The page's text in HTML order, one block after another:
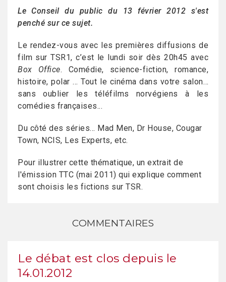
Le Conseil du public du 13 février 2012 s'est
penché sur ce sujet.
Le rendez-vous avec les premières diffusions de
film sur TSR1, c’est le lundi soir dès 20h45 avec
Box Office. Comédie, science-fiction, romance,
histoire, polar … Tout le cinéma dans votre salon…
sans oublier les téléfilms norvégiens à les
comédies françaises...
Du côté des séries... Mad Men, Dr House, Cougar
Town, NCIS, Les Experts, etc.
Pour illustrer cette thématique, un extrait de
l'émission TTC (mai 2011) qui explique comment
sont choisis les fictions sur TSR.
COMMENTAIRES
Le débat est clos depuis le
14.01.2012